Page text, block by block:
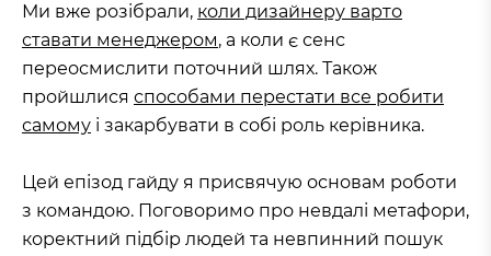
Ми вже розібрали, коли дизайнеру варто
ставати менеджером, а коли є сенс
переосмислити поточний шлях. Також
пройшлися способами перестати все робити
самому і закарбувати в собі роль керівника.
Цей епізод гайду я присвячую основам роботи
з командою. Поговоримо про невдалі метафори,
коректний підбір людей та невпинний пошук